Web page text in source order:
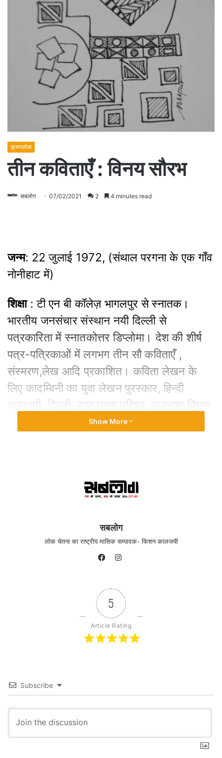
सृजनलोक
तीन कविताएँ : विनय सौरभ
सबलोग 07/02/2021 2 4 minutes read
जन्म: 22 जुलाई 1972, (संथाल परगना‌ के एक गाँव
नोनीहाट में)
शिक्षा: टी एन बी कॉलेज़ भागलपुर से स्नातक।
भारतीय जनसंचार संस्थान नयी दिल्ली से
पत्रकारिता में स्नातकोत्तर डिप्लोमा। देश की शीर्ष
पत्र-पत्रिकाओं में लगभग तीन सौ कविताएँ ,
संस्मरण,लेख आदि प्रकाशित। कविता लेखन के
लिए कादम्बिनी का युवा लेखन पुरस्कार, हिन्दी
अकादमी, दिल्ली, राष्ट्रभाषा परिषद, राजभाषा विभाग
(बिहार सरकार) द्वारा पुरस्कृत कविवर कन्हैया स्मृति
: झारखण्ड के सहकारिता विभाग में कार्यरत।
+917004433479, nonihatkakavi@gm
Show More
सबलोग
लोक चेतना का राष्ट्रीय मासिक सम्पादक- किशन कालजयी
Instagram
5
Article Rating
Subscribe